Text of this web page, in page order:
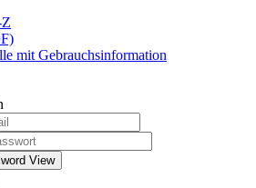
mit Gebrauchsinformation
View